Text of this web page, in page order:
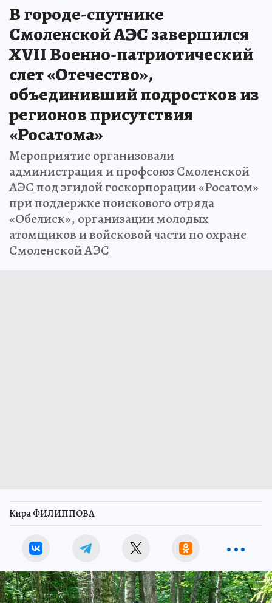
В городе-спутнике
Смоленской АЭС завершился
XVII Военно-патриотический
слет «Отечество»,
объединивший подростков из
регионов присутствия
«Росатома»
Мероприятие организовали
администрация и профсоюз Смоленской
АЭС под эгидой госкорпорации «Росатом»
при поддержке поискового отряда
«Обелиск», организации молодых
атомщиков и войсковой части по охране
Смоленской АЭС
Кира ФИЛИППОВА